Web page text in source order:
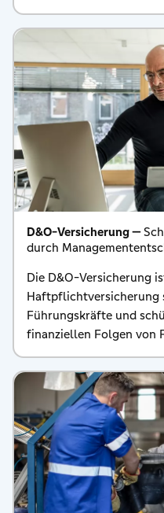
D&O-Versicherung —
durch
Die D&O-Versicherung
Haftpflichtversicherung
Führungskräfte und
finanziellen Folgen von